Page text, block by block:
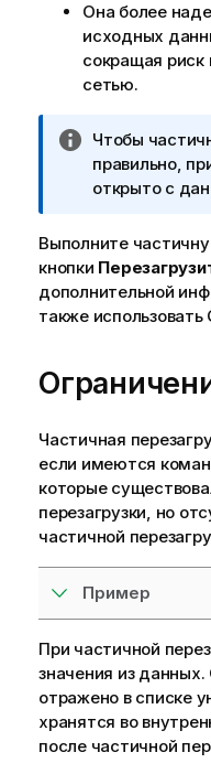
Она более
исходных
сокращая риск
сетью.
П
р
и
е
ч
а
н
к
м
и
и
Чтобы
правильно,
открыто с
Выполните
кнопки
дополнительной
также использовать
Частичная
если имеются
которые
перезагрузки, но
частичной
Пример
При частичной
значения из
отражено в списке
хранятся во
после частичной